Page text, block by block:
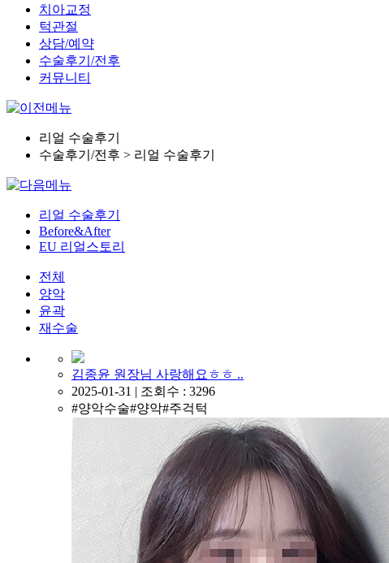
치아교정
턱관절
상담/예약
수술후기/전후
커뮤니티
리얼 수술후기
수술후기/전후 > 리얼 수술후기
리얼 수술후기
Before&After
EU 리얼스토리
전체
양악
윤곽
재수술
김종윤 원장님 사랑해요ㅎㅎ ..
2025-01-31 | 조회수 : 3296
#양악수술#양악#주걱턱